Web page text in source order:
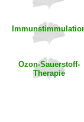
Ozon-Sauerstoff-
Therapie